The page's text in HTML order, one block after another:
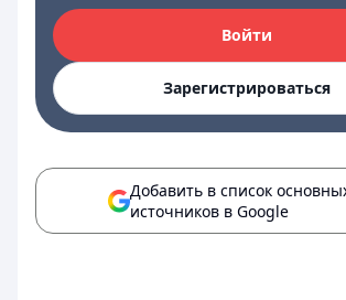
Войти
Зарегистрироваться
Добавить в список
источников в Google